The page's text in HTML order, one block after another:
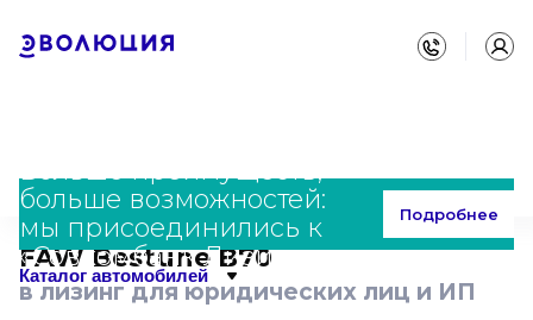
Больше преимуществ,
больше возможностей:
мы присоединились к
«Совкомбанк Лизинг»
Подробнее
Каталог автомобилей
Главная Каталог FAW Bestune B70
FAW Bestune B70
в лизинг для юридических лиц и ИП